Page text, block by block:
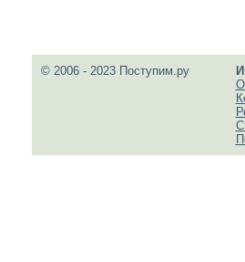
© 2006 - 2023 Поступим.ру
О